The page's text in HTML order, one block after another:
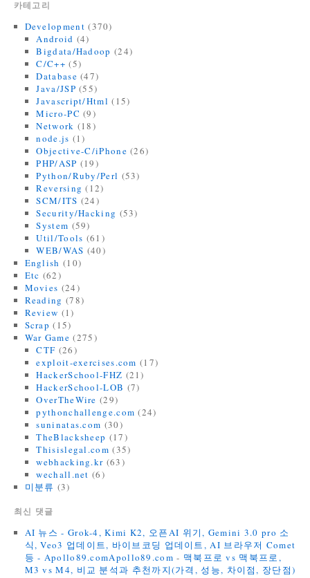
카테고리
Development (370)
Android (4)
Bigdata/Hadoop (24)
C/C++ (5)
Database (47)
Java/JSP (55)
Javascript/Html (15)
Micro-PC (9)
Network (18)
node.js (1)
Objective-C/iPhone (26)
PHP/ASP (19)
Python/Ruby/Perl (53)
Reversing (12)
SCM/ITS (24)
Security/Hacking (53)
System (59)
Util/Tools (61)
WEB/WAS (40)
English (10)
Etc (62)
Movies (24)
Reading (78)
Review (1)
Scrap (15)
War Game (275)
CTF (26)
exploit-exercises.com (17)
HackerSchool-FHZ (21)
HackerSchool-LOB (7)
OverTheWire (29)
pythonchallenge.com (24)
suninatas.com (30)
TheBlacksheep (17)
Thisislegal.com (35)
webhacking.kr (63)
wechall.net (6)
미분류 (3)
최신 댓글
AI 뉴스 - Grok-4, Kimi K2, 오픈AI 위기, Gemini 3.0 pro 소
식, Veo3 업데이트, 바이브코딩 업데이트, AI 브라우저 Comet
등 - Apollo89.comApollo89.com - 맥북프로 vs 맥북프로,
M3 vs M4, 비교 분석과 추천까지(가격, 성능, 차이점, 장단점)